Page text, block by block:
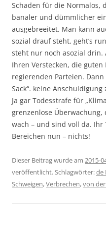
Schaden für die Normalos,
banaler und dümmlicher
ausgebreeitet. Man kann
sozial drauf steht, geht’s
steht nur noch asozial drin.
Ihren Verstecken, die
regierenden Parteien.
Sack“. keine
Ja gar Todesstrafe für
grenzenlose
wach – und sind voll da.
Bereichen nun – nichts!
Dieser Beitrag wurde am 2015-
veröffentlicht. Schlagwörter:de
Schweigen,Verbrechen,von